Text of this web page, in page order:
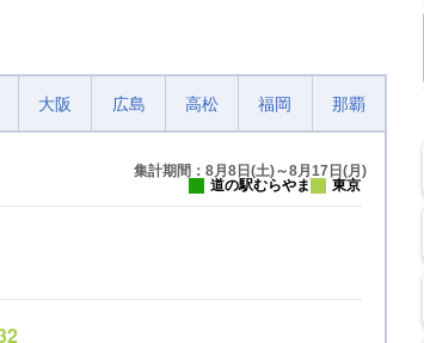
大阪 広島 高松 福岡 那覇
集計期間：8月8日(土)～8月17日(月)
道の駅むらやま
東京